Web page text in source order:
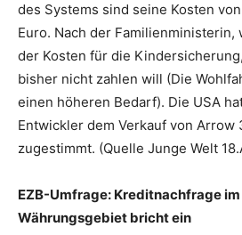
des Systems sind seine Kosten
Euro. Nach der Familienministerin,
der Kosten für die
bisher nicht zahlen will (Die
einen höheren Bedarf). Die USA
Entwickler dem Verkauf von Arrow
zugestimmt. (Quelle Junge Welt
EZB-Umfrage: Kreditnachfrage im
Währungsgebiet bricht ein